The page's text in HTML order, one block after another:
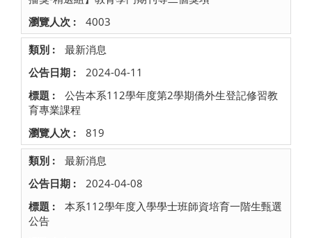
4003
最新消息
2024-04-11
公告本系112學年度第2學期僑外生登記修習教
育專業課程
819
最新消息
2024-04-08
本系112學年度入學學士班師資培育一階生甄選
公告